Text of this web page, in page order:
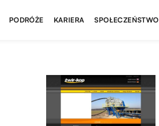
PODRÓŻE KARIERA SPOŁECZEŃSTWO